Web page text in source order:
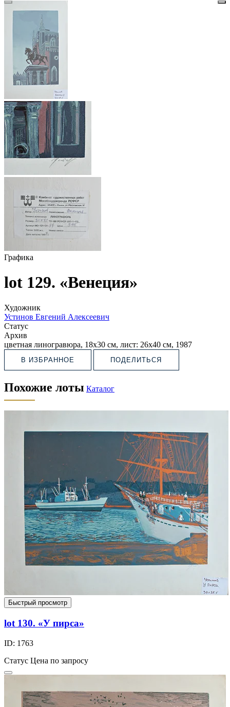
Графика
lot 129. «Венеция»
Художник
Устинов Евгений Алексеевич
Статус
Архив
цветная линогравюра, 18х30 см, лист: 26х40 см, 1987
В ИЗБРАННОЕ ПОДЕЛИТЬСЯ
Похожие лоты Каталог
Быстрый просмотр
lot 130. «У пирса»
ID: 1763
Статус Цена по запросу